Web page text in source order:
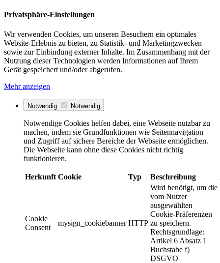
Privatsphäre-Einstellungen
Wir verwenden Cookies, um unseren Besuchern ein optimales
Website-Erlebnis zu bieten, zu Statistik- und Marketingzwecken
sowie zur Einbindung externer Inhalte. Im Zusammenhang mit der
Nutzung dieser Technologien werden Informationen auf Ihrem
Gerät gespeichert und/oder abgerufen.
Mehr anzeigen
Notwendig Notwendig
Notwendige Cookies helfen dabei, eine Webseite nutzbar zu
machen, indem sie Grundfunktionen wie Seitennavigation
und Zugriff auf sichere Bereiche der Webseite ermöglichen.
Die Webseite kann ohne diese Cookies nicht richtig
funktionieren.
Herkunft Cookie Typ Beschreibung
Cookie
Consent
mysign_cookiebanner HTTP
Wird benötigt, um die
vom Nutzer
ausgewählten
Cookie-Präferenzen
zu speichern.
Rechtsgrundlage:
Artikel 6 Absatz 1
Buchstabe f)
DSGVO